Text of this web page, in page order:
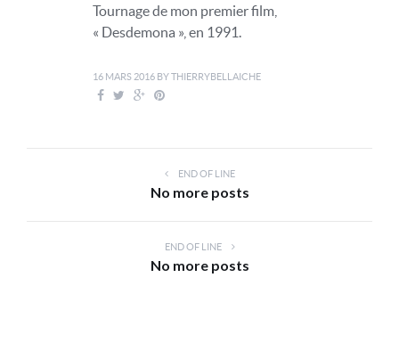
Tournage de mon premier film,
« Desdemona », en 1991.
16 MARS 2016 BYTHIERRYBELLAICHE
END OF LINE
No more posts
END OF LINE
No more posts